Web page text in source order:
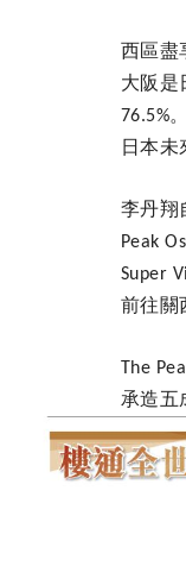
西區盡
大阪是
76.5%
日本
李丹翔
Peak
Super
前往關
The
承造五